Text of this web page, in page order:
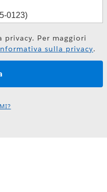
Per maggiori
sulla privacy.